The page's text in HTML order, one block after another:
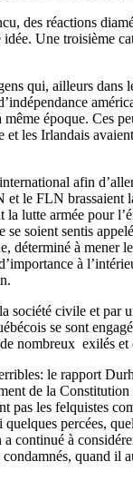
des réactions
Une troisième
qui, ailleurs
époque. Ces
les Irlandais
afin
le FLN brassaient
lutte armée pour
soient sentis
déterminé à
à
société civile et
se sont
nombreux exilés
le rapport
de la
pas les felquistes
percées,
continué à
quand il